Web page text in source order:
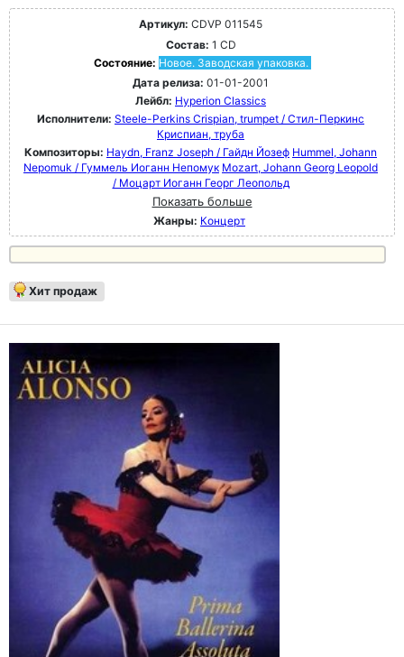
Артикул: CDVP 011545
Состав: 1 CD
Состояние: Новое. Заводская упаковка.
Дата релиза: 01-01-2001
Лейбл: Hyperion Classics
Исполнители: Steele-Perkins Crispian, trumpet / Стил-Перкинс
Криспиан, труба
Композиторы: Haydn, Franz Joseph / Гайдн Йозеф Hummel, Johann
Nepomuk / Гуммель Иоганн Непомук Mozart, Johann Georg Leopold
/ Моцарт Иоганн Георг Леопольд
Показать больше
Жанры: Концерт
Хит продаж